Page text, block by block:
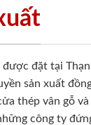
đặt tại
sản xuất
thép vân gỗ
công ty